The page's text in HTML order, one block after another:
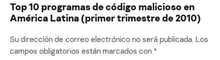
Top 10 programas de código malicioso en
América Latina (primer trimestre de 2010)
Su dirección de correo electrónico no será publicada. Los
campos obligatorios están marcados con *